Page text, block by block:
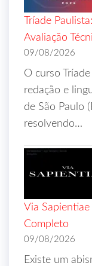
Tríade
Avaliação
09/08/2026
O curso
redação e
de São Paulo
resolvendo…
Via
Completo
09/08/2026
Existe um